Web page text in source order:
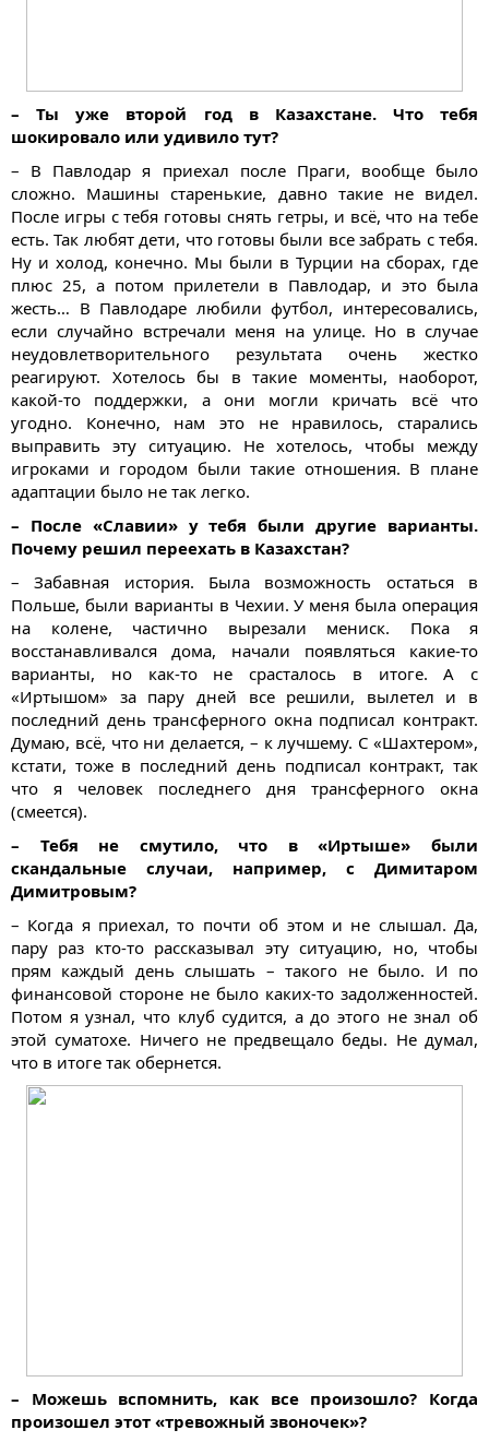
– Ты уже второй год в Казахстане. Что тебя
шокировало или удивило тут?
– В Павлодар я приехал после Праги, вообще было
сложно. Машины старенькие, давно такие не видел.
После игры с тебя готовы снять гетры, и всё, что на тебе
есть. Так любят дети, что готовы были все забрать с тебя.
Ну и холод, конечно. Мы были в Турции на сборах, где
плюс 25, а потом прилетели в Павлодар, и это была
жесть… В Павлодаре любили футбол, интересовались,
если случайно встречали меня на улице. Но в случае
неудовлетворительного результата очень жестко
реагируют. Хотелось бы в такие моменты, наоборот,
какой-то поддержки, а они могли кричать всё что
угодно. Конечно, нам это не нравилось, старались
выправить эту ситуацию. Не хотелось, чтобы между
игроками и городом были такие отношения. В плане
адаптации было не так легко.
– После «Славии» у тебя были другие варианты.
Почему решил переехать в Казахстан?
– Забавная история. Была возможность остаться в
Польше, были варианты в Чехии. У меня была операция
на колене, частично вырезали мениск. Пока я
восстанавливался дома, начали появляться какие-то
варианты, но как-то не срасталось в итоге. А с
«Иртышом» за пару дней все решили, вылетел и в
последний день трансферного окна подписал контракт.
Думаю, всё, что ни делается, – к лучшему. С «Шахтером»,
кстати, тоже в последний день подписал контракт, так
что я человек последнего дня трансферного окна
(смеется).
– Тебя не смутило, что в «Иртыше» были
скандальные случаи, например, с Димитаром
Димитровым?
– Когда я приехал, то почти об этом и не слышал. Да,
пару раз кто-то рассказывал эту ситуацию, но, чтобы
прям каждый день слышать – такого не было. И по
финансовой стороне не было каких-то задолженностей.
Потом я узнал, что клуб судится, а до этого не знал об
этой суматохе. Ничего не предвещало беды. Не думал,
что в итоге так обернется.
– Можешь вспомнить, как все произошло? Когда
произошел этот «тревожный звоночек»?